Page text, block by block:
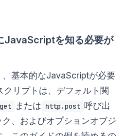
JavaScriptを知る必要が
基本的なJavaScriptが必要
リプトは、デフォルト関
または http.post 呼び出
、およびオプションオブジ